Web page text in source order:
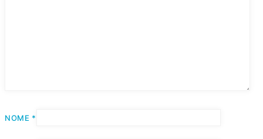
NOME *